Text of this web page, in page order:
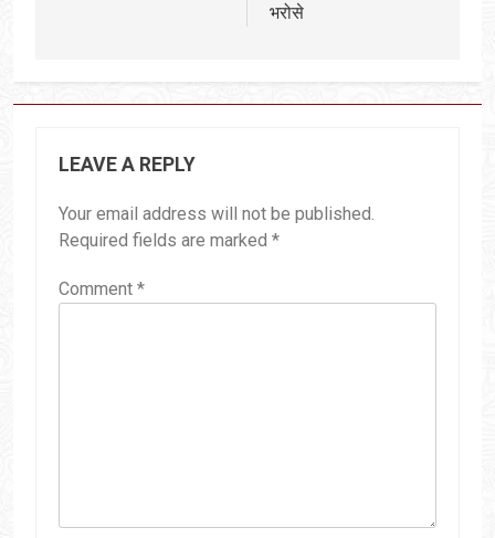
भरोसे
LEAVE A REPLY
Your email address will not be published.
Required fields are marked *
Comment *